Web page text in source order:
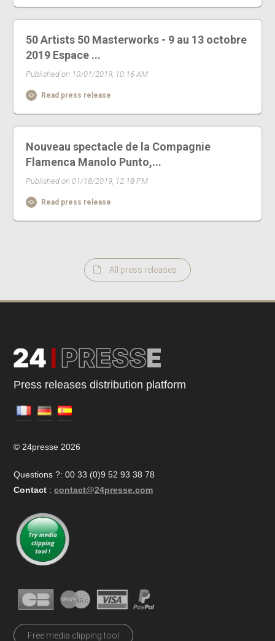
50 Artists 50 Masterworks - 9 au 13 octobre
2019 Espace ...
Published on 10/01/2019, 10:16 AM
Read press release
Nouveau spectacle de la Compagnie
Flamenca Manolo Punto,...
Published on 01/18/2019, 12:18 PM
Read press release
All press releases
Press releases distribution platform
© 24presse 2026
Questions ?: 00 33 (0)9 52 93 38 78
Contact : contact@24presse.com
Free media clipping tool